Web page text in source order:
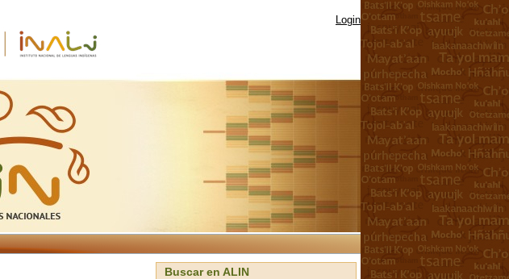
Login
Buscar en ALIN